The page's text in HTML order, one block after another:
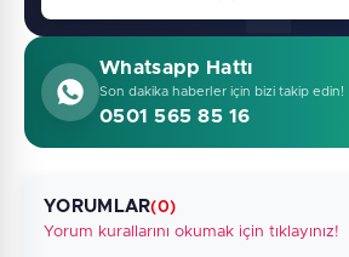
Whatsapp Hattı
Son dakika haberler için bizi takip edin!
0501 565 85 16
YORUMLAR(0)
Yorum kurallarını okumak için tıklayınız!